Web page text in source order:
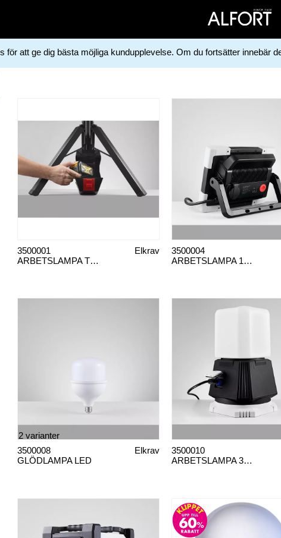
för att ge dig bästa möjliga kundupplevelse. Om du fortsätter innebär
ARBETSLAMPA TRIPOD HYBRID 90W
Elkrav
3500001
ARBETSLAMPA 140W
3500004
GLÖDLAMPA LED
Elkrav
3500008
2 varianter
ARBETSLAMPA 360° HYBRID 85W
3500010